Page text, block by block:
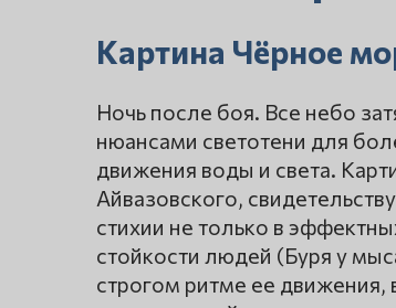
Картина Чёрное
Ночь после боя. Все небо
нюансами светотени для
движения воды и света.
Айвазовского,
стихии не только в
стойкости людей (Буря у
строгом ритме ее движения,